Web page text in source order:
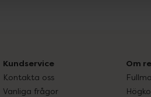
Kundservice
Kontakta oss
Vanliga frågor
Om